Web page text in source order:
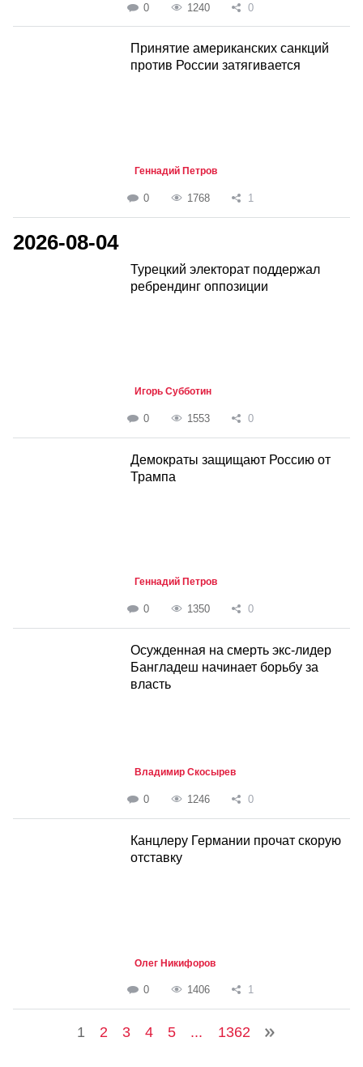
0 1240 0
Принятие американских санкций
против России затягивается
Геннадий Петров
0 1768 1
2026-08-04
Турецкий электорат поддержал
ребрендинг оппозиции
Игорь Субботин
0 1553 0
Демократы защищают Россию от
Трампа
Геннадий Петров
0 1350 0
Осужденная на смерть экс-лидер
Бангладеш начинает борьбу за
власть
Владимир Скосырев
0 1246 0
Канцлеру Германии прочат скорую
отставку
Олег Никифоров
0 1406 1
1 2 3 4 5 ... 1362